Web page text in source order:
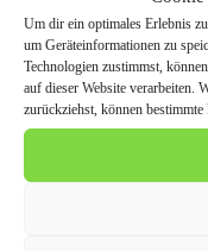
Um dir ein optimales Erlebnis
um Geräteinformationen zu
Technologien zustimmst,
auf dieser Website verarbeiten.
zurückziehst, können
Alsdorf
zuverlässig
ALLGEMEIN
7.
Professionelle
kompetente Lösungen
und Umgebung gibt es